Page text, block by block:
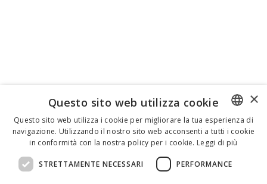
ENGLISH
×
Questo sito web utilizza cookie
Questo sito web utilizza i cookie per migliorare la tua esperienza di
navigazione. Utilizzando il nostro sito web acconsenti a tutti i cookie
in conformità con la nostra policy per i cookie. Leggi di più
STRETTAMENTE NECESSARI PERFORMANCE